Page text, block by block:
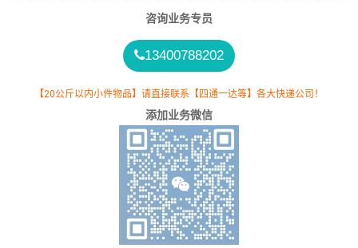
咨询业务专员
13400788202
【20公斤以内小件物品】请直接联系【四通一达等】各大快递公司！
添加业务微信